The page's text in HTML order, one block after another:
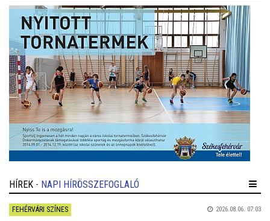
HÍREK - NAPI HÍRÖSSZEFOGLALÓ
FEHÉRVÁRI SZÍNES 2026.08.06. 07:03